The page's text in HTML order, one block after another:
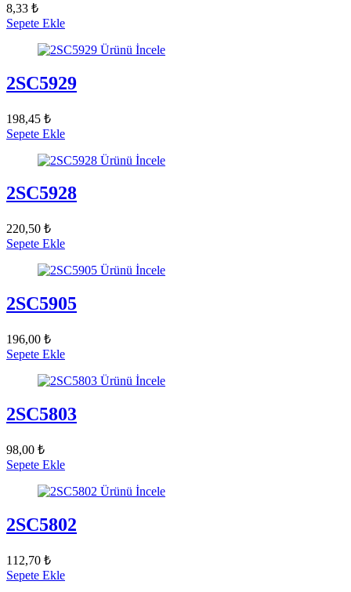
8,33 ₺
Sepete Ekle
Ürünü İncele
2SC5929
198,45 ₺
Sepete Ekle
Ürünü İncele
2SC5928
220,50 ₺
Sepete Ekle
Ürünü İncele
2SC5905
196,00 ₺
Sepete Ekle
Ürünü İncele
2SC5803
98,00 ₺
Sepete Ekle
Ürünü İncele
2SC5802
112,70 ₺
Sepete Ekle